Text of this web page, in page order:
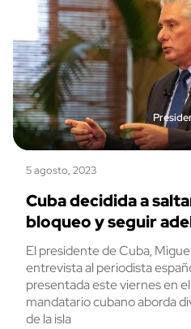
5 agosto, 2023
Cuba decidida a
bloqueo y seguir
El presidente de Cuba,
entrevista al periodista
presentada este viernes en
mandatario cubano aborda
de la isla